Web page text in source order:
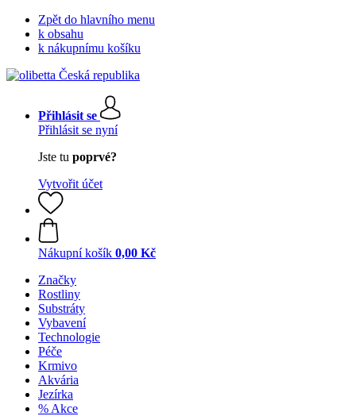
Zpět do hlavního menu
k obsahu
k nákupnímu košíku
Přihlásit se
Přihlásit se nyní
Jste tu poprvé?
Vytvořit účet
Nákupní košík 0,00 Kč
Značky
Rostliny
Substráty
Vybavení
Technologie
Péče
Krmivo
Akvária
Jezírka
% Akce